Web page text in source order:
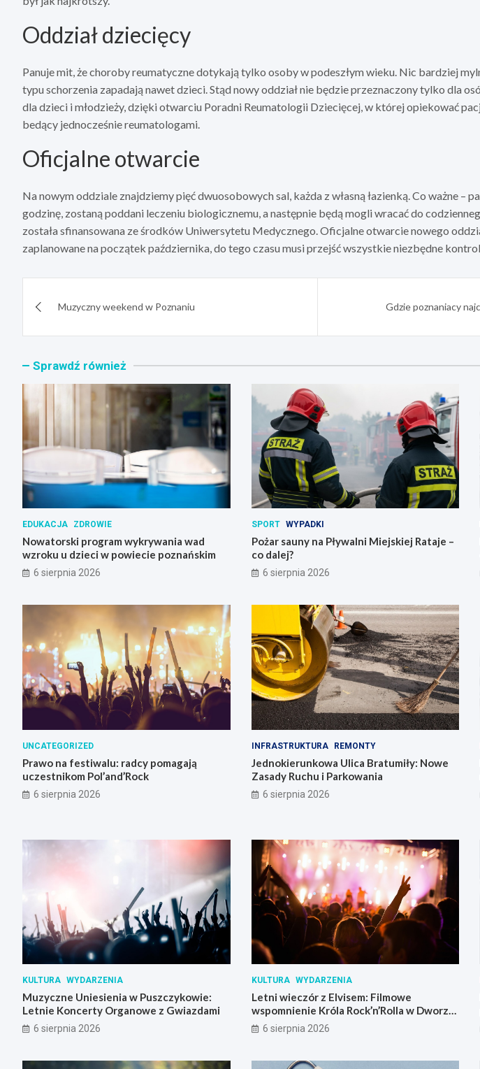
Oddział dziecięcy
Panuje mit, że choroby reumatyczne dotykają tylko osoby w podeszłym wieku. Nic bardziej
typu schorzenia zapadają nawet dzieci. Stąd nowy oddział nie będzie przeznaczony tylko dla
dla dzieci i młodzieży, dzięki otwarciu Poradni Reumatologii Dziecięcej, w której opiekować
bedący jednocześnie reumatologami.
Oficjalne otwarcie
Na nowym oddziale znajdziemy pięć dwuosobowych sal, każda z własną łazienką. Co ważne –
godzinę, zostaną poddani leczeniu biologicznemu, a następnie będą mogli wracać do
została sfinansowana ze środków Uniwersytetu Medycznego. Oficjalne otwarcie nowego
zaplanowane na początek października, do tego czasu musi przejść wszystkie niezbędne
wpisuMuzyczny weekend w Poznaniu Gdzie poznaniacy
Sprawdź również
EDUKACJA ZDROWIE
Nowatorski program wykrywania wad
wzroku u dzieci w powiecie poznańskim
6 sierpnia 2026
SPORT WYPADKI
Pożar sauny na Pływalni Miejskiej Rataje –
co dalej?
6 sierpnia 2026
UNCATEGORIZED
Prawo na festiwalu: radcy pomagają
uczestnikom Pol’and’Rock
6 sierpnia 2026
INFRASTRUKTURA REMONTY
Jednokierunkowa Ulica Bratumiły: Nowe
Zasady Ruchu i Parkowania
6 sierpnia 2026
KULTURA WYDARZENIA
Muzyczne Uniesienia w Puszczykowie:
Letnie Koncerty Organowe z Gwiazdami
6 sierpnia 2026
KULTURA WYDARZENIA
Letni wieczór z Elvisem: Filmowe
wspomnienie Króla Rock’n’Rolla w Dworze
Skrzynki
6 sierpnia 2026